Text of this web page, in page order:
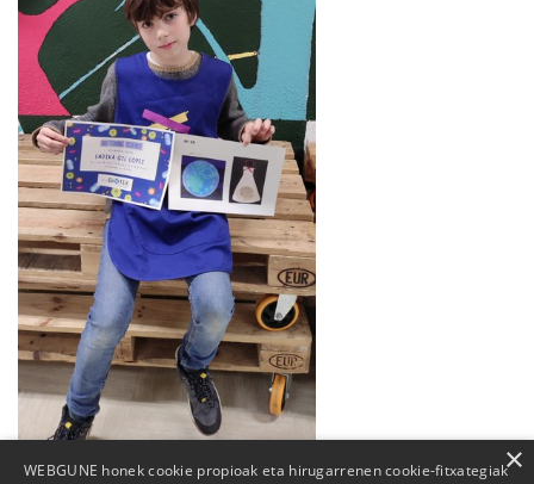
WEBGUNE honek cookie propioak eta hirugarrenen cookie-fitxategiak×